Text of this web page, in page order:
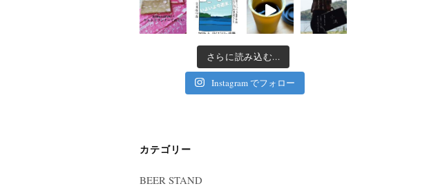
さらに読み込む...
Instagram でフォロー
カテゴリー
BEER STAND